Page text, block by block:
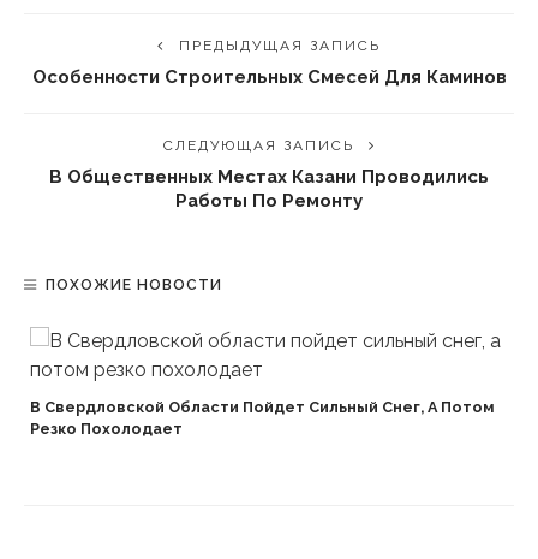
ПРЕДЫДУЩАЯ ЗАПИСЬ
Особенности Строительных Смесей Для Каминов
СЛЕДУЮЩАЯ ЗАПИСЬ
В Общественных Местах Казани Проводились
Работы По Ремонту
ПОХОЖИЕ НОВОСТИ
В Свердловской Области Пойдет Сильный Снег, А Потом
Резко Похолодает